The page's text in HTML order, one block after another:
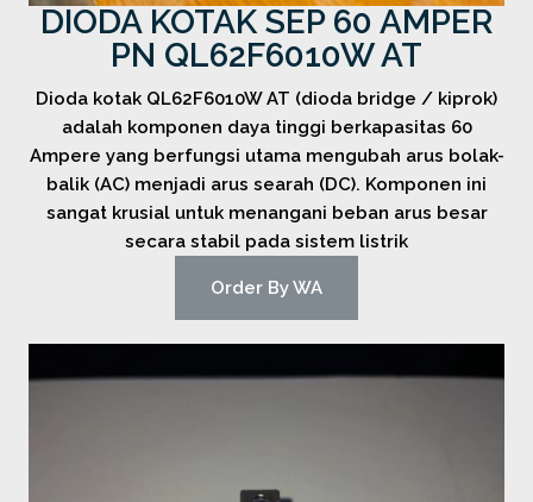
DIODA KOTAK SEP 60 AMPER
PN QL62F6010W AT
Dioda kotak QL62F6010W AT (dioda bridge / kiprok)
adalah komponen daya tinggi berkapasitas 60
Ampere yang berfungsi utama mengubah arus bolak-
balik (AC) menjadi arus searah (DC). Komponen ini
sangat krusial untuk menangani beban arus besar
secara stabil pada sistem listrik
Order By WA